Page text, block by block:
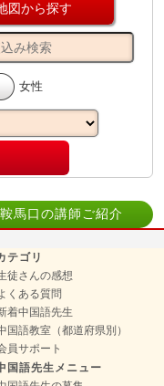
図から探す
女性
馬口の講師ご紹介
テゴリ
徒さんの感想
くある質問
着中国語先生
国語教室（都道府県別）
員サポート
国語先生メニュー